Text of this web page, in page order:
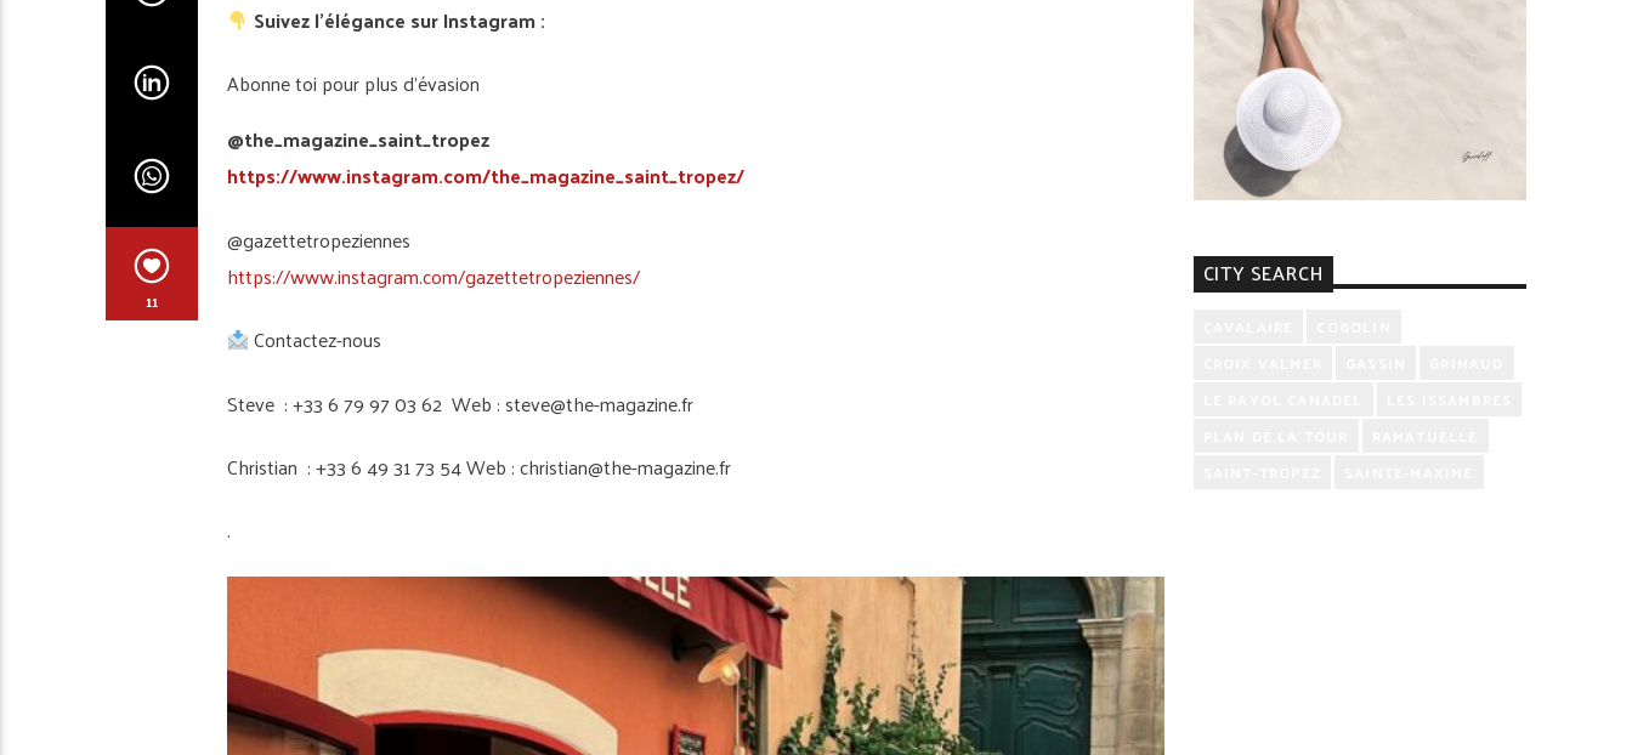
11
Suivez l’élégance sur Instagram :
Abonne toi pour plus d’évasion
@the_magazine_saint_tropez
https://www.instagram.com/the_magazine_saint_tropez/
@gazettetropeziennes
https://www.instagram.com/gazettetropeziennes/
Contactez-nous
Steve : +33 6 79 97 03 62 Web : steve@the-magazine.fr
Christian : +33 6 49 31 73 54 Web : christian@the-magazine.fr
.
CITY SEARCH